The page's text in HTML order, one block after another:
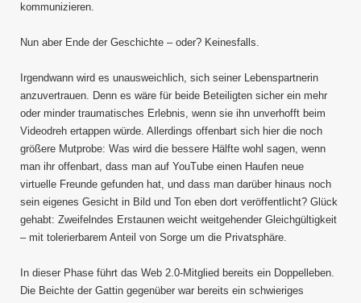
kommunizieren.
Nun aber Ende der Geschichte – oder? Keinesfalls.
Irgendwann wird es unausweichlich, sich seiner Lebenspartnerin
anzuvertrauen. Denn es wäre für beide Beteiligten sicher ein mehr
oder minder traumatisches Erlebnis, wenn sie ihn unverhofft beim
Videodreh ertappen würde. Allerdings offenbart sich hier die noch
größere Mutprobe: Was wird die bessere Hälfte wohl sagen, wenn
man ihr offenbart, dass man auf YouTube einen Haufen neue
virtuelle Freunde gefunden hat, und dass man darüber hinaus noch
sein eigenes Gesicht in Bild und Ton eben dort veröffentlicht? Glück
gehabt: Zweifelndes Erstaunen weicht weitgehender Gleichgültigkeit
– mit tolerierbarem Anteil von Sorge um die Privatsphäre.
In dieser Phase führt das Web 2.0-Mitglied bereits ein Doppelleben.
Die Beichte der Gattin gegenüber war bereits ein schwieriges